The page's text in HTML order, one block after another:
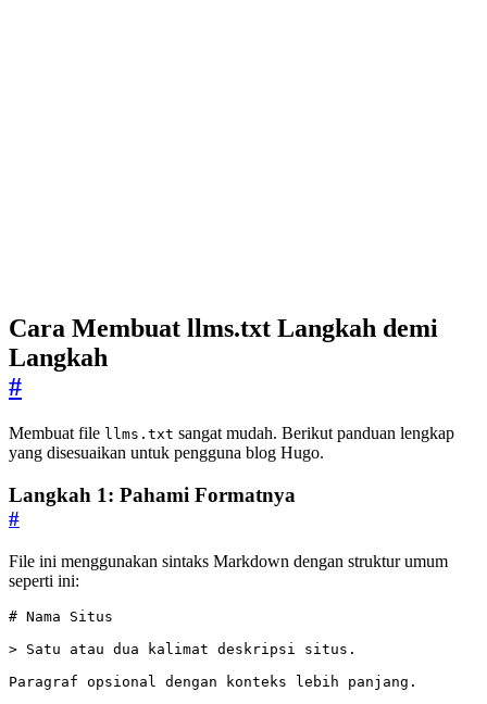
Cara Membuat llms.txt Langkah demi
Langkah
#
Membuat file llms.txt sangat mudah. Berikut panduan lengkap
yang disesuaikan untuk pengguna blog Hugo.
Langkah 1: Pahami Formatnya
#
File ini menggunakan sintaks Markdown dengan struktur umum
seperti ini:
>